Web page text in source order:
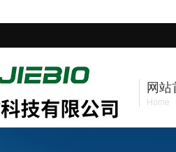
网站
Home